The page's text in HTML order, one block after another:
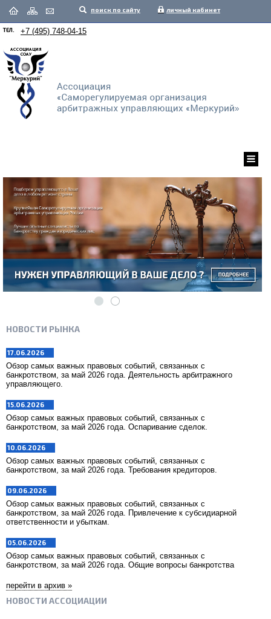
поиск по сайту личный кабинет
ТЕЛ. +7 (495) 748-04-15
НОВОСТИ РЫНКА
17.06.2026
Обзор самых важных правовых событий, связанных с
банкротством, за май 2026 года. Деятельность арбитражного
управляющего.
15.06.2026
Обзор самых важных правовых событий, связанных с
банкротством, за май 2026 года. Оспаривание сделок.
10.06.2026
Обзор самых важных правовых событий, связанных с
банкротством, за май 2026 года. Требования кредиторов.
09.06.2026
Обзор самых важных правовых событий, связанных с
банкротством, за май 2026 года. Привлечение к субсидиарной
ответственности и убыткам.
05.06.2026
Обзор самых важных правовых событий, связанных с
банкротством, за май 2026 года. Общие вопросы банкротства
перейти в архив »
НОВОСТИ АССОЦИАЦИИ